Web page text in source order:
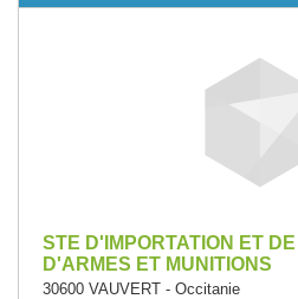
STE D'IMPORTATION ET
D'ARMES ET MUNITIONS
30600 VAUVERT - Occitanie